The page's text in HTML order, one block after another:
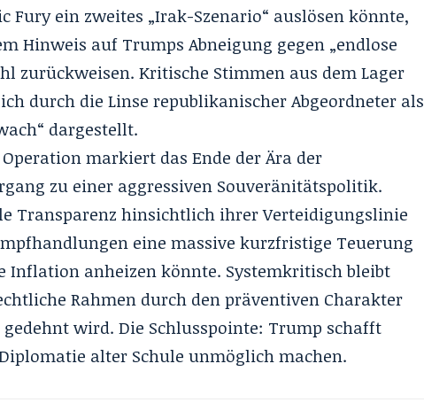
Fury ein zweites „Irak-Szenario“ auslösen könnte,
Hinweis auf Trumps Abneigung gegen „endlose
zurückweisen. Kritische Stimmen aus dem Lager
durch die Linse republikanischer Abgeordneter als
dargestellt.
Operation markiert das Ende der Ära der
zu einer aggressiven Souveränitätspolitik.
Transparenz hinsichtlich ihrer Verteidigungslinie
eine massive kurzfristige Teuerung
Inflation anheizen könnte. Systemkritisch bleibt
Rahmen durch den präventiven Charakter
gedehnt wird. Die Schlusspointe: Trump schafft
alter Schule unmöglich machen.